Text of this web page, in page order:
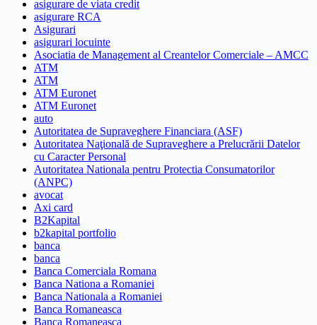
asigurare de viata credit
asigurare RCA
Asigurari
asigurari locuinte
Asociatia de Management al Creantelor Comerciale – AMCC
ATM
ATM
ATM Euronet
ATM Euronet
auto
Autoritatea de Supraveghere Financiara (ASF)
Autoritatea Naţională de Supraveghere a Prelucrării Datelor
cu Caracter Personal
Autoritatea Nationala pentru Protectia Consumatorilor
(ANPC)
avocat
Axi card
B2Kapital
b2kapital portfolio
banca
banca
Banca Comerciala Romana
Banca Nationa a Romaniei
Banca Nationala a Romaniei
Banca Romaneasca
Banca Romaneasca